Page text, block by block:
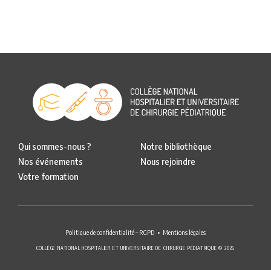
Qui sommes-nous ?
Nos événements
Votre formation
Notre bibliothèque
Nous rejoindre
Politique de confidentialité – RGPD Mentions légales
COLLÈGE NATIONAL HOSPITALIER ET UNIVERSITAIRE DE CHIRURGIE PÉDIATRIQUE © 2026